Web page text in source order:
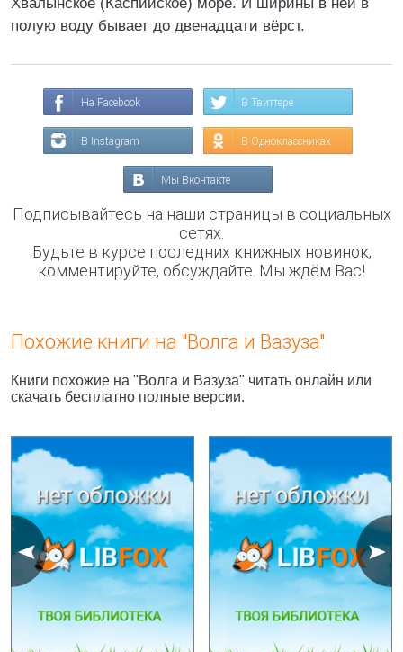
полую воду бывает до двенадцати вёрст.
На Facebook В Твиттере
В Instagram В Одноклассниках
Мы Вконтакте
Подписывайтесь на наши страницы в социальных
сетях.
Будьте в курсе последних книжных новинок,
комментируйте, обсуждайте. Мы ждём Вас!
Похожие книги на "Волга и Вазуза"
Книги похожие на "Волга и Вазуза" читать онлайн или
скачать бесплатно полные версии.